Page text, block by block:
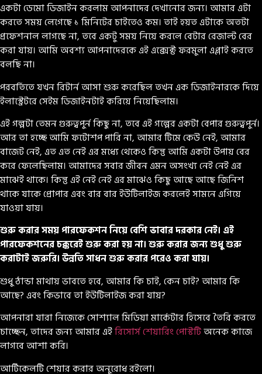
একটা ডেমো ডিজাইন করলাম আপনাদের দেখানোর জন্য। আমার এটা
করতে সময় লেগেছে ১ মিনিটের চাইতেও কম। তাই হয়ত এটাকে অতটা
প্রফেশনাল লাগছে না, তবে একটু সময় নিয়ে করলে বেটার রেজাল্ট বের
করা যায়। আমি অবশ্য আপনাদেরকে এই এক্সেক্ট ফরমুলা এপ্লাই করতে
বলছি না।
পরবর্তিতে যখন রিটার্ন আসা শুরু করেছিল তখন এক ডিজাইনারকে দিয়ে
ইলাস্ট্রেটরে সেইম ডিজাইনটাই করিয়ে নিয়েছিলাম।
এই গল্পটা তেমন গুরুত্বপুর্ন কিছু না, তবে এই গল্পের একটা বেপার গুরুত্বপুর্ন।
আর তা হচ্ছে আমি ফটোশপ পারি না, আমার টিমে কেউ নেই, আমার
বাজেট নেই, এত এত নেই এর মধ্যে থেকেও কিন্তু আমি একটা উপায় বের
করে ফেলেছিলাম। আমাদের সবার জীবন এমন অসংখ্য নেই নেই এর
মাঝেই থাকে। কিন্তু এই নেই নেই এর মাঝেও কিছু আছে আছে জিনিশ
থাকে যাকে প্রোপার এবং বার বার ইউটিলাইজ করলেই সামনে এগিয়ে
যাওয়া যায়।
শুরু করার সময় পারফেকশন নিয়ে বেশি ভাবার দরকার নেই। এই
পারফেকশনের চক্করেই শুরু করা হয় না। শুরু করার জন্য শুধু শুরু
করাটাই জরুরি। উন্নতি সাধন শুরু করার পরেও করা যায়।
শুধু ঠান্ডা মাথায় ভাবতে হবে, আমার কি চাই, কেন চাই? আমার কি
আছে? এবং কিভাবে তা ইউটিলাইজ করা যায়?
আপনারা যারা নিজেকে সোশ্যাল মিডিয়া মার্কেটার হিসেবে তৈরি করতে
চাচ্ছেন, তাদের জন্য আমার এইরিসোর্স শেয়ারিং পোস্টটিঅনেক কাজে
লাগবে আশা করি।
আর্টিকেলটি শেয়ার করার অনুরোধ রইলো।